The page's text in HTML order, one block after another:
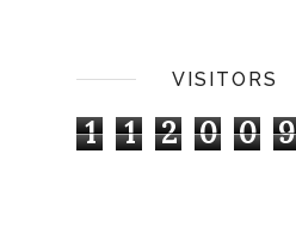
VISITORS
1 1 2 0 0 9